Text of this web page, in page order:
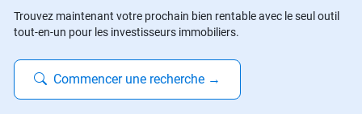
Trouvez maintenant votre prochain bien rentable avec le seul outil
tout-en-un pour les investisseurs immobiliers.
Commencer une recherche →